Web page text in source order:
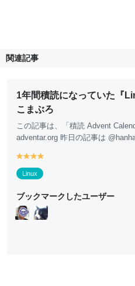
関連記事
1年間積読になっていた『
こまぶろ
この記事は、「積読 Advent
adventar.org 昨日の記事は
y
e
ll
w
y
e
ll
o
w
y
e
ll
w
e
ll
w
Linux
ブックマークしたユーザー